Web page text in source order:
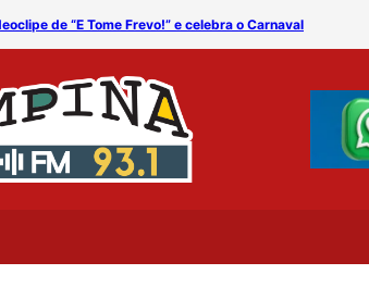
de “E Tome Frevo!” e celebra o Carnaval